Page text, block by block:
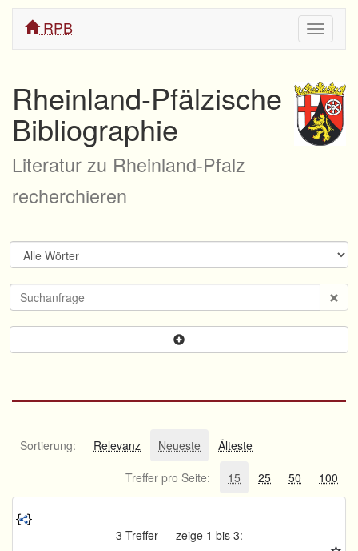
ein/
RPB
Rheinland-Pfälzische
Bibliographie
Literatur zu Rheinland-Pfalz
recherchieren
Sortierung: Relevanz Neueste
Älteste
Treffer pro Seite:
15 25 50 100
3 Treffer — zeige 1 bis 3: